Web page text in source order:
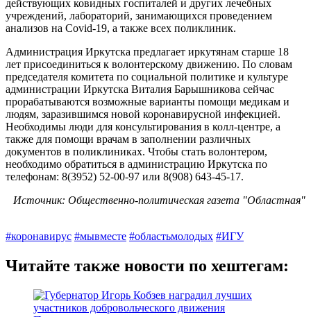
действующих ковидных госпиталей и других лечебных
учреждений, лабораторий, занимающихся проведением
анализов на Covid-19, а также всех поликлиник.
Администрация Иркутска предлагает иркутянам старше 18
лет присоединиться к волонтерскому движению. По словам
председателя комитета по социальной политике и культуре
администрации Иркутска Виталия Барышникова сейчас
прорабатываются возможные варианты помощи медикам и
людям, заразившимся новой коронавирусной инфекцией.
Необходимы люди для консультирования в колл-центре, а
также для помощи врачам в заполнении различных
документов в поликлиниках. Чтобы стать волонтером,
необходимо обратиться в администрацию Иркутска по
телефонам: 8(3952) 52-00-97 или 8(908) 643-45-17.
Источник: Общественно-политическая газета "Областная"
#коронавирус #мывместе #областьмолодых #ИГУ
Читайте также новости по хештегам: